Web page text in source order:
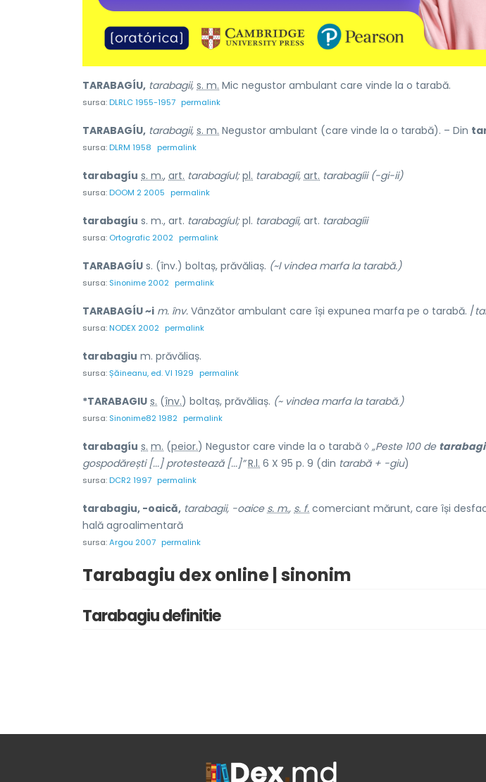
TARABAGÍU, tarabagii, s. m. Mic negustor ambulant care vinde la o tarabă.
sursa:DLRLC 1955-1957 permalink
TARABAGÍU, tarabagii, s. m. Negustor ambulant (care vinde la o tarabă). – Din
sursa:DLRM 1958 permalink
tarabagíu s. m., art. tarabagíul; pl. tarabagíi, art. tarabagíii (-gi-ii)
sursa:DOOM 2 2005 permalink
tarabagíu s. m., art. tarabagíul;pl. tarabagíi, art. tarabagíii
sursa: Ortografic 2002 permalink
TARABAGÍU s. (înv.) boltaș, prăvăliaș. (~l vindea marfa la tarabă.)
sursa: Sinonime 2002 permalink
TARABAGÍU ~i m. înv. Vânzător ambulant care își expunea marfa pe o tarabă. /
sursa:NODEX 2002 permalink
tarabagiu m. prăvăliaș.
sursa:Șăineanu, ed. VI 1929 permalink
*TARABAGIU s. (înv.) boltaș, prăvăliaș. (~ vindea marfa la tarabă.)
sursa: Sinonime82 1982 permalink
tarabagíu s. m. (peior.) Negustor care vinde la o tarabă ◊ „Peste 100 de
gospodărești [...] protestează [...]” R.l. 6 X 95 p. 9 (din tarabă + -giu)
sursa:DCR2 1997 permalink
tarabagiu, -oaică, tarabagii, -oaice s. m., s. f. comerciant mărunt, care își
hală agroalimentară
sursa:Argou 2007 permalink
Tarabagiu dex online | sinonim
Tarabagiu definitie